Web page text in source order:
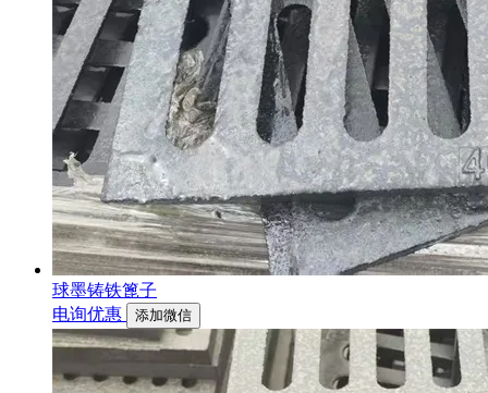
球墨铸铁篦子
电询优惠
添加微信